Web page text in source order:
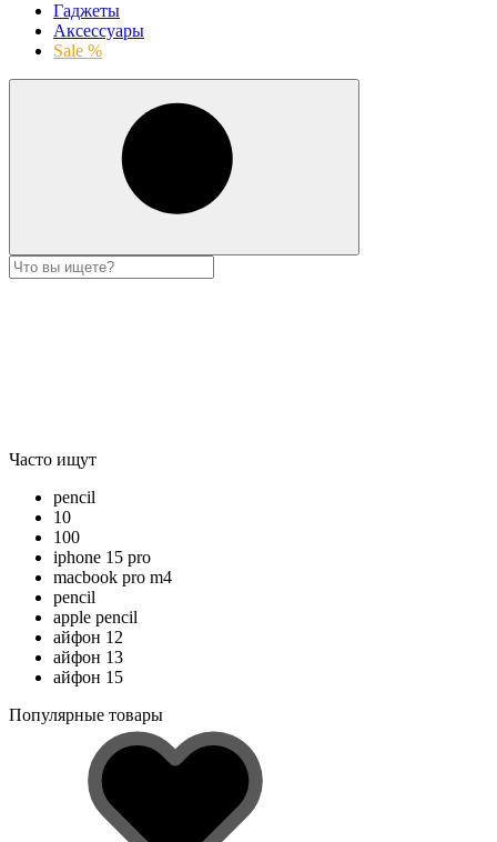
Гаджеты
Аксессуары
Sale %
Часто ищут
pencil
10
100
iphone 15 pro
macbook pro m4
pencil
apple pencil
айфон 12
айфон 13
айфон 15
Популярные товары